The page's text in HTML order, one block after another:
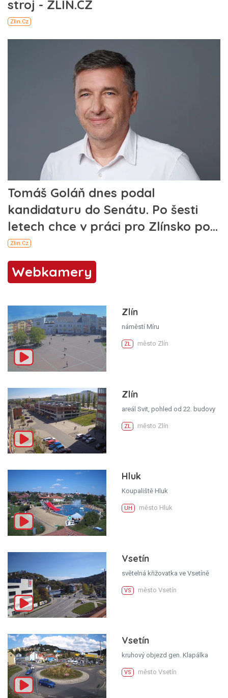
Webkamery
Zlín
náměstí Míru
ZL město Zlín
Zlín
areál Svit, pohled od 22. budovy
ZL město Zlín
Hluk
Koupaliště Hluk
UH město Hluk
Vsetín
světelná křižovatka ve Vsetíně
VS město Vsetín
Vsetín
kruhový objezd gen. Klapálka
VS město Vsetín